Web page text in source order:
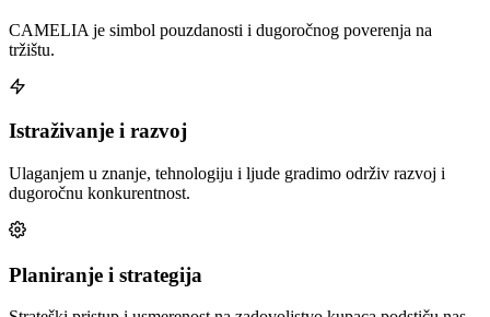
CAMELIA je simbol pouzdanosti i dugoročnog poverenja na
tržištu.
Istraživanje i razvoj
Ulaganjem u znanje, tehnologiju i ljude gradimo održiv razvoj i
dugoročnu konkurentnost.
Planiranje i strategija